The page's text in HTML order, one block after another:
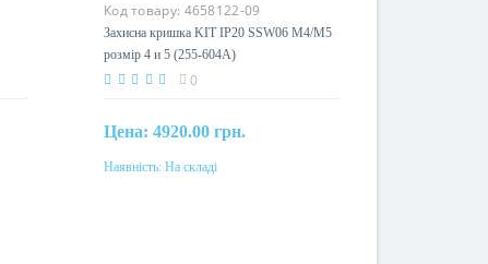
Код товару: 4658122-09
Захисна кришка KIT IP20 SSW06 M4/M5
розмір 4 и 5 (255-604A)
0
Цена: 4920.00 грн.
Купити
Наявність: На складі